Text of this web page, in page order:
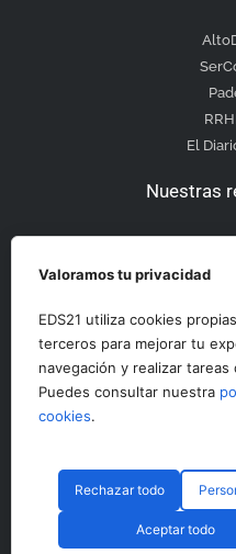
El
Nuestras
Otras
© CopyRight
Valoramos tu privacidad
EDS21 utiliza cookies
terceros para mejorar tu
navegación y realizar tareas
Puedes consultar nuestra
cookies.
Rechazar todo
Aceptar todo